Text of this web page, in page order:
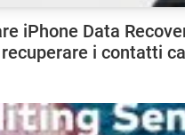
iPhone Data
i contatti